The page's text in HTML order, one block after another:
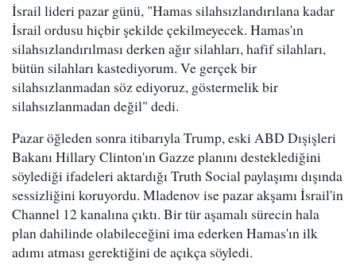
İsrail lideri pazar günü, "Hamas silahsızlandırılana kadar
İsrail ordusu hiçbir şekilde çekilmeyecek. Hamas'ın
silahsızlandırılması derken ağır silahları, hafif silahları,
bütün silahları kastediyorum. Ve gerçek bir
silahsızlanmadan söz ediyoruz, göstermelik bir
silahsızlanmadan değil" dedi.
Pazar öğleden sonra itibarıyla Trump, eski ABD Dışişleri
Bakanı Hillary Clinton'ın Gazze planını desteklediğini
söylediği ifadeleri aktardığı Truth Social paylaşımı dışında
sessizliğini koruyordu. Mladenov ise pazar akşamı İsrail'in
Channel 12 kanalına çıktı. Bir tür aşamalı sürecin hala
plan dahilinde olabileceğini ima ederken Hamas'ın ilk
adımı atması gerektiğini de açıkça söyledi.